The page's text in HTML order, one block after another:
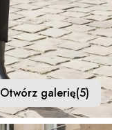
Otwórz galerię(5)